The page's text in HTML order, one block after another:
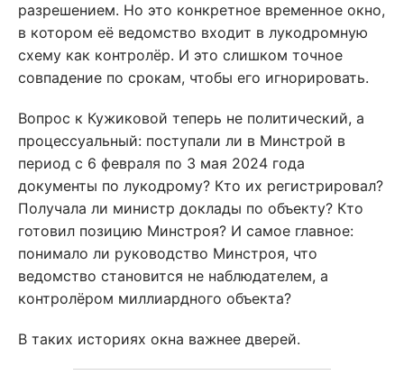
разрешением. Но это конкретное временное окно,
в котором её ведомство входит в лукодромную
схему как контролёр. И это слишком точное
совпадение по срокам, чтобы его игнорировать.
Вопрос к Кужиковой теперь не политический, а
процессуальный: поступали ли в Минстрой в
период с 6 февраля по 3 мая 2024 года
документы по лукодрому? Кто их регистрировал?
Получала ли министр доклады по объекту? Кто
готовил позицию Минстроя? И самое главное:
понимало ли руководство Минстроя, что
ведомство становится не наблюдателем, а
контролёром миллиардного объекта?
В таких историях окна важнее дверей.